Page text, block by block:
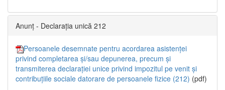
Anunț - Declarația unică 212
Persoanele desemnate pentru acordarea asistenței
privind completarea și/sau depunerea, precum și
transmiterea declarației unice privind impozitul pe venit și
contribuțiile sociale datorare de persoanele fizice (212) (pdf)